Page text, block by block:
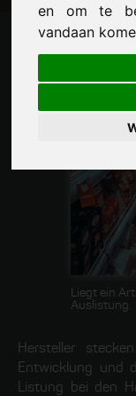
en om te
vandaan
Liegt ein
Auslistung.
Hersteller
Entwicklung und
Listung bei den